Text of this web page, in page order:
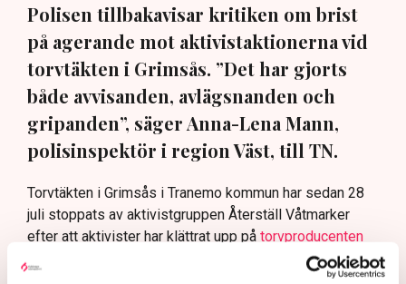
Polisen tillbakavisar kritiken om brist
på agerande mot aktivistaktionerna vid
torvtäkten i Grimsås. ”Det har gjorts
både avvisanden, avlägsnanden och
gripanden”, säger Anna-Lena Mann,
polisinspektör i region Väst, till TN.
Torvtäkten i Grimsås i Tranemo kommun har sedan 28
juli stoppats av aktivistgruppen Återställ Våtmarker
efter att aktivister har klättrat upp på torvproducenten
, grävt igen diken och spridit